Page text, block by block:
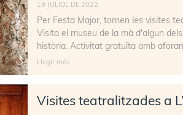
19 JULIOL DE 2022
Per Festa Major, tornen les visites
Visita el museu de la mà d'algun
història. Activitat gratuïta amb
Llegir més
Visites teatralitzades a